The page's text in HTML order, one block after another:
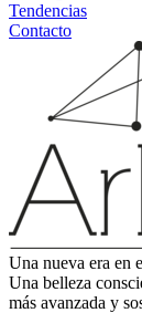
Tendencias
Contacto
Una nueva era en
Una belleza
más avanzada y